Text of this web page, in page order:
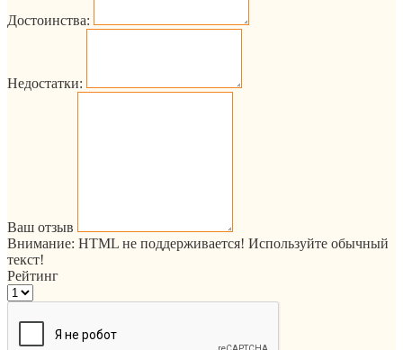
Достоинства:
Недостатки:
Ваш отзыв
Внимание: HTML не поддерживается! Используйте обычный
текст!
Рейтинг